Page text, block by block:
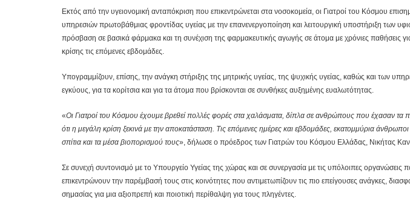
Εκτός από την υγειονομική ανταπόκριση που επικεντρώνεται στα νοσοκομεία, οι Γιατροί του Κόσμου
υπηρεσιών πρωτοβάθμιας φροντίδας υγείας με την επανενεργοποίηση και λειτουργική υποστήριξη των
πρόσβαση σε βασικά φάρμακα και τη συνέχιση της φαρμακευτικής αγωγής σε άτομα με χρόνιες παθήσεις
κρίσης τις επόμενες εβδομάδες.
Υπογραμμίζουν, επίσης, την ανάγκη στήριξης της μητρικής υγείας, της ψυχικής υγείας, καθώς και των
εγκύους, για τα κορίτσια και για τα άτομα που βρίσκονται σε συνθήκες αυξημένης ευαλωτότητας.
«Οι Γιατροί του Κόσμου έχουμε βρεθεί πολλές φορές στα χαλάσματα, δίπλα σε ανθρώπους που έχασαν τα
ότι η μεγάλη κρίση ξεκινά με την αποκατάσταση. Τις επόμενες ημέρες και εβδομάδες, εκατομμύρια
σπίτια και τα μέσα βιοπορισμού τους», δήλωσε ο πρόεδρος των Γιατρών του Κόσμου Ελλάδας, Νικήτας
Σε συνεχή συντονισμό με το Υπουργείο Υγείας της χώρας και σε συνεργασία με τις υπόλοιπες οργανώσεις
επικεντρώνουν την παρέμβασή τους στις κοινότητες που αντιμετωπίζουν τις πιο επείγουσες ανάγκες,
σημασίας για μια αξιοπρεπή και ποιοτική περίθαλψη για τους πληγέντες.